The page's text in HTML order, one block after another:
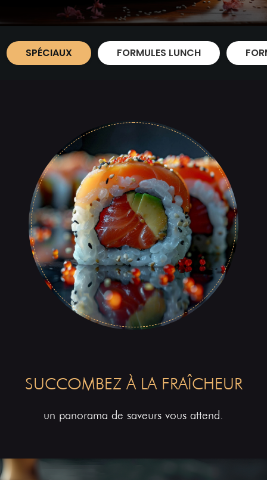
SPÉCIAUX FORMULES LUNCH
SUCCOMBEZ À LA FRAÎCHEUR
un panorama de saveurs vous attend.